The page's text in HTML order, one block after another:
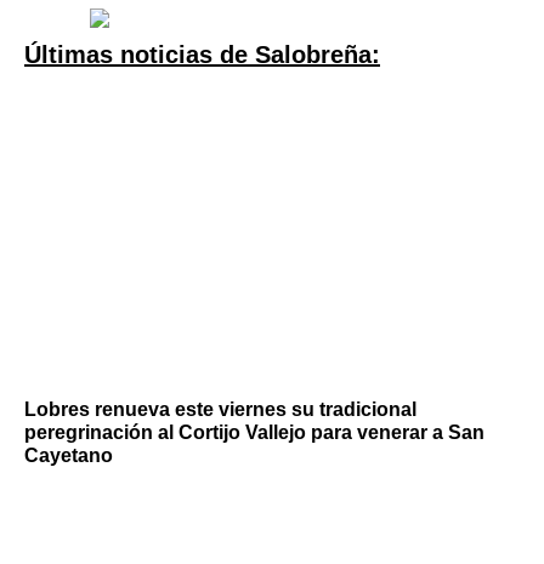
Últimas noticias de Salobreña:
Lobres renueva este viernes su tradicional
peregrinación al Cortijo Vallejo para venerar a San
Cayetano